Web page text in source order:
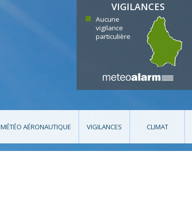
VIGILANCES
Aucune
vigilance
particulière
MÉTÉO AÉRONAUTIQUE VIGILANCES CLIMAT